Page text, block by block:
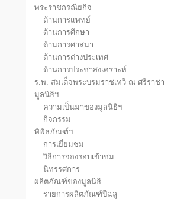
พระราชกรณียกิจ
ด้านการแพทย์
ด้านการศึกษา
ด้านการศาสนา
ด้านการต่างประเทศ
ด้านการประชาสงเคราะห์
ร.พ. สมเด็จพระบรมราชเทวี ณ ศรีราชา
มูลนิธิฯ
ความเป็นมาของมูลนิธิฯ
กิจกรรม
พิพิธภัณฑ์ฯ
การเยี่ยมชม
วิธีการจองรอบเข้าชม
นิทรรศการ
ผลิตภัณฑ์ของมูลนิธิ
รายการผลิตภัณฑ์ปีฉลู